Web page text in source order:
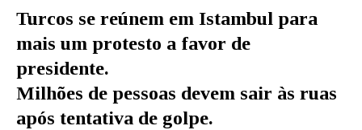
Turcos se reúnem em Istambul para
mais um protesto a favor de
presidente.
Milhões de pessoas devem sair às ruas
após tentativa de golpe.